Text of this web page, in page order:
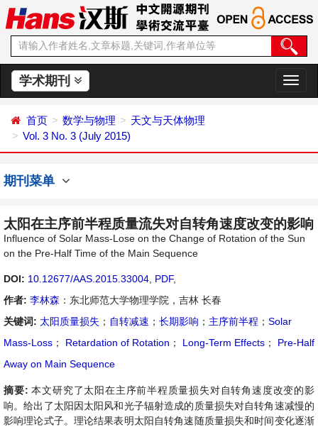
学术期刊
切
换
首页 数学与物理
天文与天体物理
Vol. 3 No. 3 (July 2015)
期刊菜单
太阳在主序前半程质量流失对自转角速度改变的影响
Influence of Solar Mass-Lose on the Change of Rotation of the Sun
on the Pre-Half Time of the Main Sequence
DOI: 10.12677/AAS.2015.33004 PDF,
作者: 李林森 ：东北师范大学物理学院，吉林 长春
关键词: 太阳质量损失 ； 自转减速 ； 长期影响 ； 主序前半程 ； Solar
Mass-Loss ； Retardation of Rotation ； Long-Term Effects ；
Pre-Half
Away on Main Sequence
摘要:本文研究了太阳在主序前半程质量损失对自转角速度改变的影
响。给出了太阳因太阳风和光子辐射造成的质量损失对自转角速减慢的
影响理论式子。理论结果表明太阳自转角速随质量损失和时间变化逐渐